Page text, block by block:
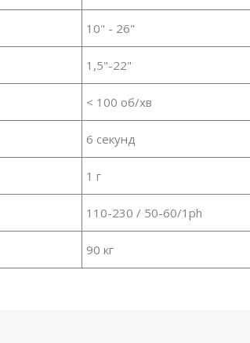
10" - 26"
1,5"-22"
< 100 об/хв
6 секунд
1 г
110-230 / 50-60/1ph
90 кг